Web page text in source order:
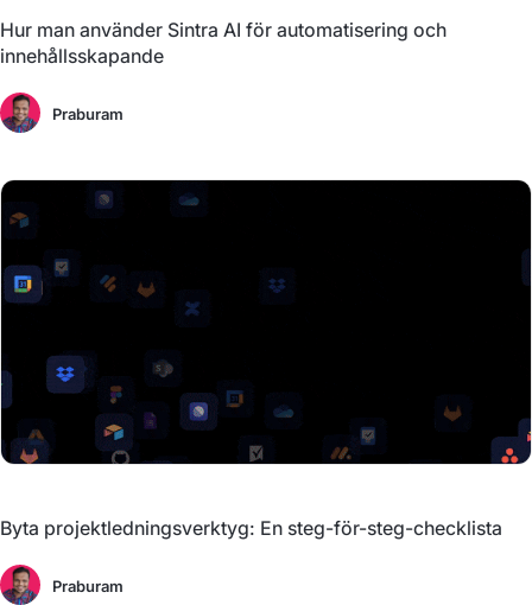
Hur man använder Sintra AI för automatisering och
innehållsskapande
Praburam
Byta projektledningsverktyg: En steg-för-steg-checklista
Praburam